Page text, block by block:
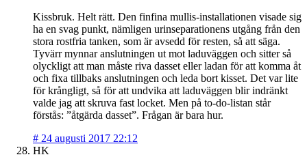
Kissbruk. Helt rätt. Den finfina mullis-installationen visade sig
ha en svag punkt, nämligen urinseparationens utgång från den
stora rostfria tanken, som är avsedd för resten, så att säga.
Tyvärr mynnar anslutningen ut mot laduväggen och sitter så
olyckligt att man måste riva dasset eller ladan för att komma åt
och fixa tillbaks anslutningen och leda bort kisset. Det var lite
för krångligt, så för att undvika att laduväggen blir indränkt
valde jag att skruva fast locket. Men på to-do-listan står
förstås: ”åtgärda dasset”. Frågan är bara hur.
# 24 augusti 2017 22:12
HK